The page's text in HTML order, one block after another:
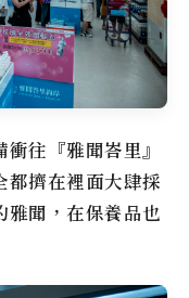
往『雅聞峇里』
都擠在裡面大肆採
雅聞，在保養品也